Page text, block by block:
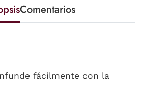
Comentarios
fácilmente con la